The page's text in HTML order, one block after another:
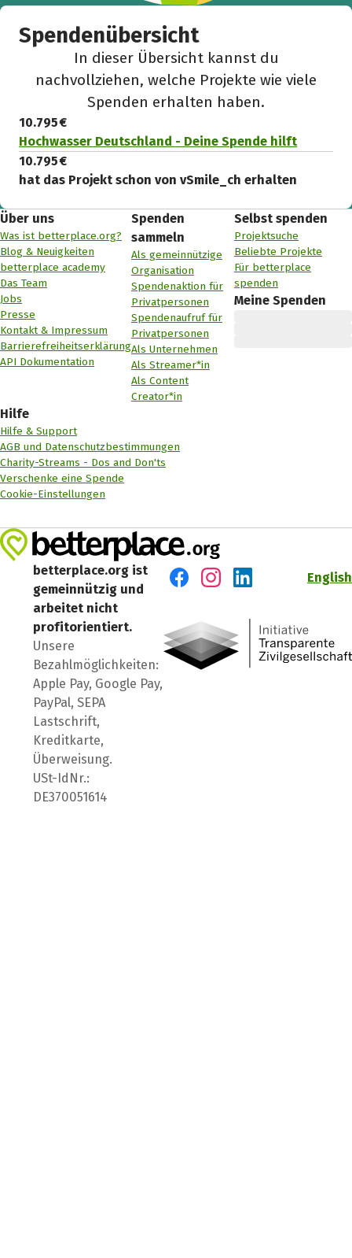
Spendenübersicht
In dieser Übersicht kannst du
nachvollziehen, welche Projekte wie viele
Spenden erhalten haben.
10.795 €
Hochwasser Deutschland - Deine Spende hilft
10.795 €
hat das Projekt schon von vSmile_ch erhalten
Über uns
Was ist betterplace.org?
Blog & Neuigkeiten
betterplace academy
Das Team
Jobs
Presse
Kontakt & Impressum
Barrierefreiheitserklärung
API Dokumentation
Spenden
sammeln
Als gemeinnützige
Organisation
Spendenaktion für
Privatpersonen
Spendenaufruf für
Privatpersonen
Als Unternehmen
Als Streamer*in
Als Content
Creator*in
Selbst spenden
Projektsuche
Beliebte Projekte
Für betterplace
spenden
Meine Spenden
Hilfe
Hilfe & Support
AGB und Datenschutzbestimmungen
Charity-Streams - Dos and Don'ts
Verschenke eine Spende
Cookie-Einstellungen
betterplace.org ist
gemeinnützig und
arbeitet nicht
profitorientiert.
Unsere
Bezahlmöglichkeiten:
Apple Pay, Google Pay,
PayPal, SEPA
Lastschrift,
Kreditkarte,
Überweisung.
USt-IdNr.:
DE370051614
English